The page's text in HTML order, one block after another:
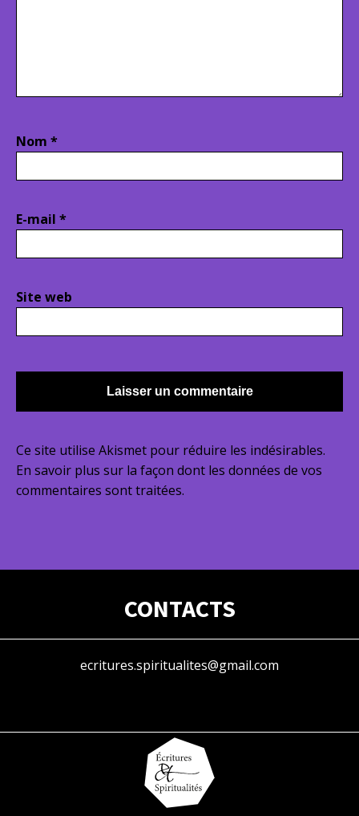
Nom *
E-mail *
Site web
Ce site utilise Akismet pour réduire les indésirables.
En savoir plus sur la façon dont les données de vos
commentaires sont traitées.
CONTACTS
ecritures.spiritualites@gmail.com